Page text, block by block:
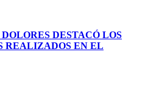
DESTACÓ LOS
REALIZADOS EN EL